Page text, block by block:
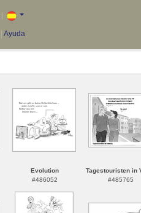
Ayuda
Evolution
#486052
Tagestouristen in
#485765